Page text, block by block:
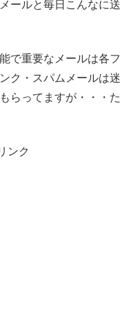
ールと毎日こんなに送
で重要なメールは各フ
ク・スパムメールは迷
らってますが・・・た
ンク